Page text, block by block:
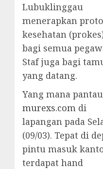
Lubuklinggau
menerapkan
kesehatan
bagi semua
Staf juga bagi
yang datang.
Yang mana
murexs.com di
lapangan pada
(09/03). Tepat di
pintu masuk
terdapat hand